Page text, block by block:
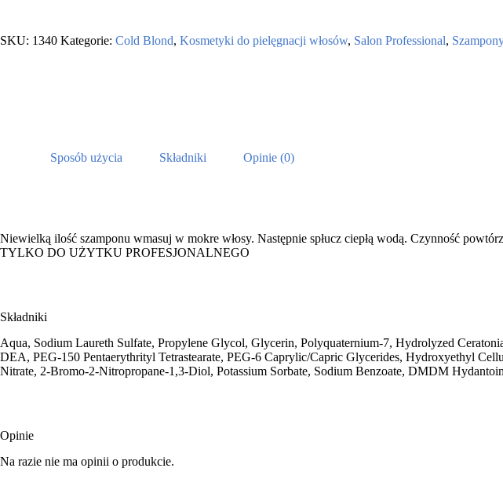
SKU: 1340 Kategorie: Cold Blond, Kosmetyki do pielęgnacji włosów, Salon Professional,
Sposób użycia Składniki Opinie (0)
Niewielką ilość szamponu wmasuj w mokre włosy. Następnie spłucz ciepłą wodą. Czynność
TYLKO DO UŻYTKU PROFESJONALNEGO
Składniki
Aqua, Sodium Laureth Sulfate, Propylene Glycol, Glycerin, Polyquaternium-7, Hydrolyzed
DEA, PEG-150 Pentaerythrityl Tetrastearate, PEG-6 Caprylic/Capric Glycerides, Hydroxyethyl
Nitrate, 2-Bromo-2-Nitropropane-1,3-Diol, Potassium Sorbate, Sodium Benzoate, DMDM
Opinie
Na razie nie ma opinii o produkcie.